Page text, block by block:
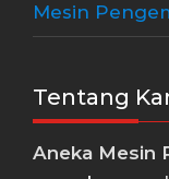
Mesin
Tentang
Aneka Mesin